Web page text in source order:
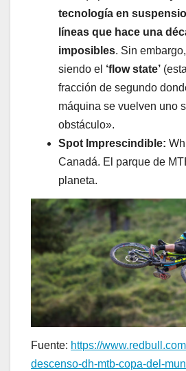
tecnología en
líneas que hace una
imposibles. Sin
siendo el ‘flow state’
fracción de segundo
máquina se vuelven uno
obstáculo».
Spot Imprescindible:
Canadá. El parque de
planeta.
Fuente: https://
descenso-dh-mtb-copa-del-